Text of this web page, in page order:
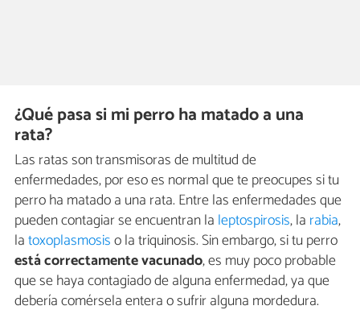
¿Qué pasa si mi perro ha matado a una
rata?
Las ratas son transmisoras de multitud de
enfermedades, por eso es normal que te preocupes si tu
perro ha matado a una rata. Entre las enfermedades que
pueden contagiar se encuentran la leptospirosis, la rabia,
latoxoplasmosiso la triquinosis. Sin embargo, si tu perro
está correctamente vacunado, es muy poco probable
que se haya contagiado de alguna enfermedad, ya que
debería comérsela entera o sufrir alguna mordedura.